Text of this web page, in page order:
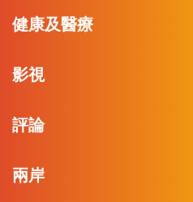
健康及醫療
影視
評論
兩岸